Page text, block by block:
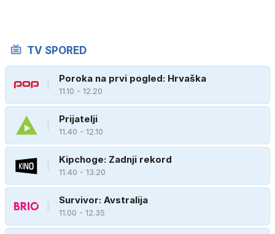
TV SPORED
Poroka na prvi pogled: Hrvaška
11.10 - 12.20
Prijatelji
11.40 - 12.10
Kipchoge: Zadnji rekord
11.40 - 13.20
Survivor: Avstralija
11.00 - 12.35